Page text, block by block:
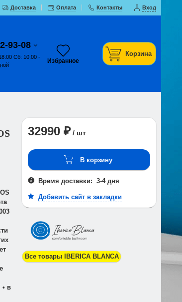
Доставка Оплата Контакты Вход
93-08
Сб: 10:00 -
Избранное
Корзина
• в
32990 ₽/ шт
В корзину
Время доставки: 3-4 дня
Добавить сайт в закладки
Все товары IBERICA BLANCA